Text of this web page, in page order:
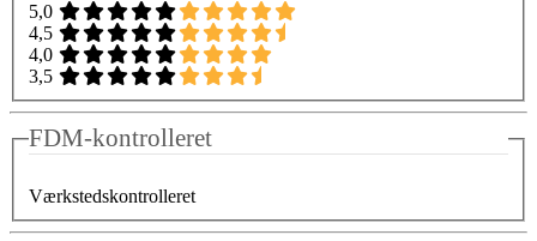
5,0
4,5
4,0
3,5
FDM-kontrolleret
Værkstedskontrolleret